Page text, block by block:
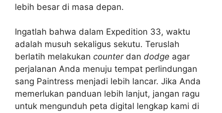
lebih besar di masa depan.
Ingatlah bahwa dalam Expedition 33, waktu
adalah musuh sekaligus sekutu. Teruslah
berlatih melakukan counterdan dodge agar
perjalanan Anda menuju tempat perlindungan
sang Paintress menjadi lebih lancar. Jika Anda
memerlukan panduan lebih lanjut, jangan ragu
untuk mengunduh peta digital lengkap kami di